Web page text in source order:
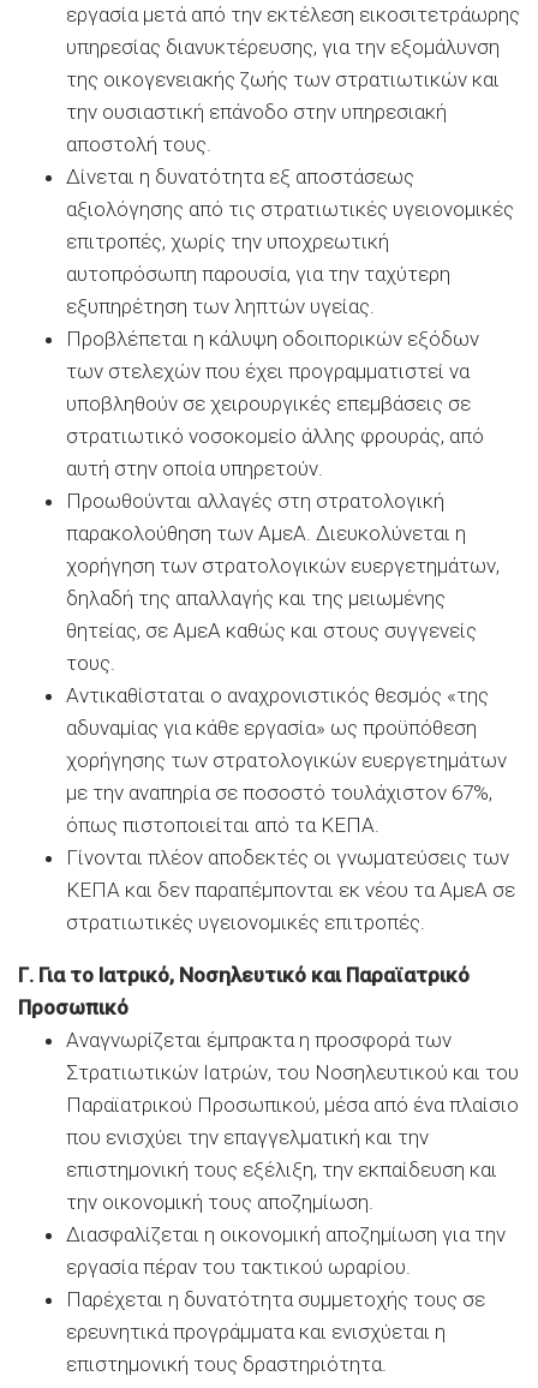
εργασία μετά από την εκτέλεση εικοσιτετράωρης
υπηρεσίας διανυκτέρευσης, για την εξομάλυνση
της οικογενειακής ζωής των στρατιωτικών και
την ουσιαστική επάνοδο στην υπηρεσιακή
αποστολή τους.
Δίνεται η δυνατότητα εξ αποστάσεως
αξιολόγησης από τις στρατιωτικές υγειονομικές
επιτροπές, χωρίς την υποχρεωτική
αυτοπρόσωπη παρουσία, για την ταχύτερη
εξυπηρέτηση των ληπτών υγείας.
Προβλέπεται η κάλυψη οδοιπορικών εξόδων
των στελεχών που έχει προγραμματιστεί να
υποβληθούν σε χειρουργικές επεμβάσεις σε
στρατιωτικό νοσοκομείο άλλης φρουράς, από
αυτή στην οποία υπηρετούν.
Προωθούνται αλλαγές στη στρατολογική
παρακολούθηση των ΑμεΑ. Διευκολύνεται η
χορήγηση των στρατολογικών ευεργετημάτων,
δηλαδή της απαλλαγής και της μειωμένης
θητείας, σε ΑμεΑ καθώς και στους συγγενείς
τους.
Αντικαθίσταται ο αναχρονιστικός θεσμός «της
αδυναμίας για κάθε εργασία» ως προϋπόθεση
χορήγησης των στρατολογικών ευεργετημάτων
με την αναπηρία σε ποσοστό τουλάχιστον 67%,
όπως πιστοποιείται από τα ΚΕΠΑ.
Γίνονται πλέον αποδεκτές οι γνωματεύσεις των
ΚΕΠΑ και δεν παραπέμπονται εκ νέου τα ΑμεΑ σε
στρατιωτικές υγειονομικές επιτροπές.
Γ. Για το Ιατρικό, Νοσηλευτικό και Παραϊατρικό
Προσωπικό
Αναγνωρίζεται έμπρακτα η προσφορά των
Στρατιωτικών Ιατρών, του Νοσηλευτικού και του
Παραϊατρικού Προσωπικού, μέσα από ένα πλαίσιο
που ενισχύει την επαγγελματική και την
επιστημονική τους εξέλιξη, την εκπαίδευση και
την οικονομική τους αποζημίωση.
Διασφαλίζεται η οικονομική αποζημίωση για την
εργασία πέραν του τακτικού ωραρίου.
Παρέχεται η δυνατότητα συμμετοχής τους σε
ερευνητικά προγράμματα και ενισχύεται η
επιστημονική τους δραστηριότητα.